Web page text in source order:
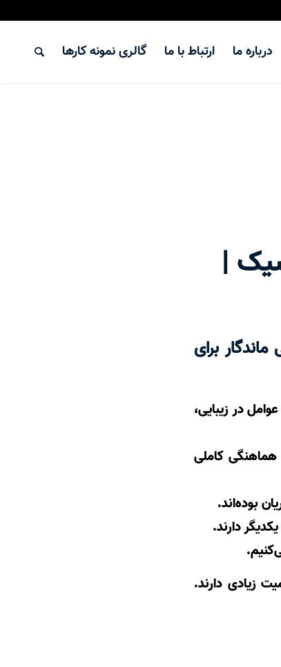
درباره ما ارتباط با ما گالری نمونه کارها
|
برای
در زیبایی،
هماهنگی کاملی
بوده‌اند.
دارند.
زیادی دارند.